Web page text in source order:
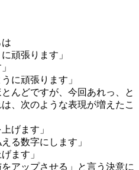
頑張ります」
に頑張ります」
んどですが、今回あれっ、と
、次のような表現が増えたこ
げます」
る数字にします」
ます」
アップさせる」と言う決意に